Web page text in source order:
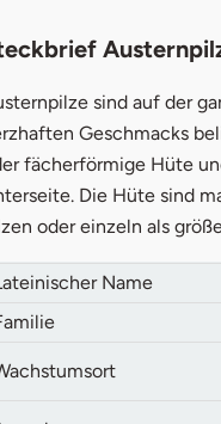
4. Austernpilze
4.1 Austernpilze auf
4.2 Austernpilz im
5. Tipps zur Pilzzucht
sind auf der
Geschmacks
fächerförmige Hüte
Die Hüte sind
oder einzeln als
Name